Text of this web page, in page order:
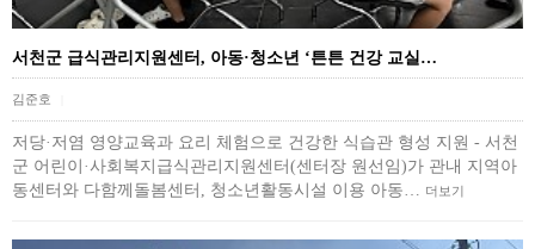
서천군 급식관리지원센터, 아동·청소년 ‘튼튼 건강 교실…
김준호
저당·저염 영양교육과 요리 체험으로 건강한 식습관 형성 지원 - 서천
군 어린이·사회복지급식관리지원센터(센터장 원선임)가 관내 지역아
동센터와 다함께돌봄센터, 청소년활동시설 이용 아동… 더보기